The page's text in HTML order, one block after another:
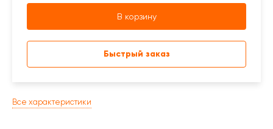
Все характеристики
В корзину
Быстрый заказ